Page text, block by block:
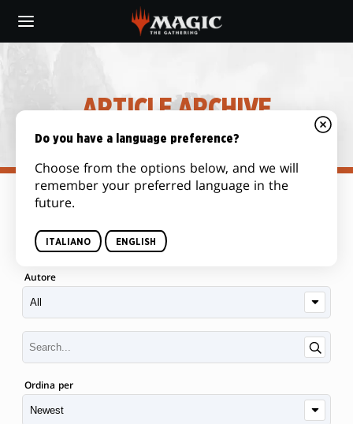
main
ARTICLE ARCHIVE
Autore
Ordina per
Do you have a language preference?
Choose from the options below, and we will
remember your preferred language in the
future.
ITALIANO ENGLISH